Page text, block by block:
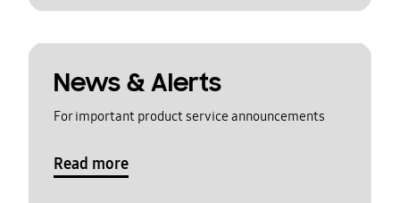
News & Alerts
For important product service announcements
Read more